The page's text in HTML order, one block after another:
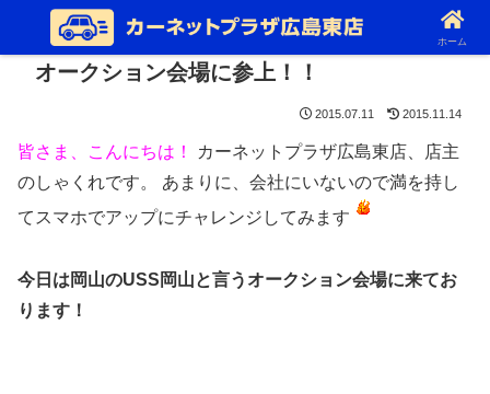
オークション会場に参上！！
2015.07.11 2015.11.14
皆さま、こんにちは！
カーネットプラザ広島東店、店主
のしゃくれです。 あまりに、会社にいないので満を持し
てスマホでアップにチャレンジしてみます
今日は岡山のUSS岡山と言うオークション会場に来てお
ります！
ホーム